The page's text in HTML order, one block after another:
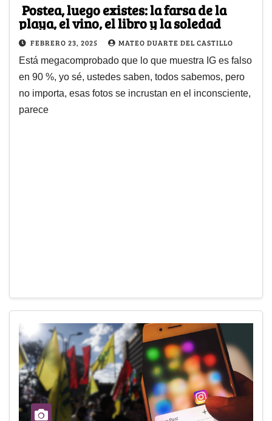
Postea, luego existes: la farsa de la
playa, el vino, el libro y la soledad
FEBRERO 23, 2025 MATEO DUARTE DEL CASTILLO
Está megacomprobado que lo que muestra IG es falso
en 90 %, yo sé, ustedes saben, todos sabemos, pero
no importa, esas fotos se incrustan en el inconsciente,
parece